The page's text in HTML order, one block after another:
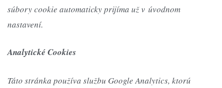
súbory cookie automaticky prijíma už v úvodnom
nastavení.
Analytické Cookies
Táto stránka používa službu Google Analytics, ktorú